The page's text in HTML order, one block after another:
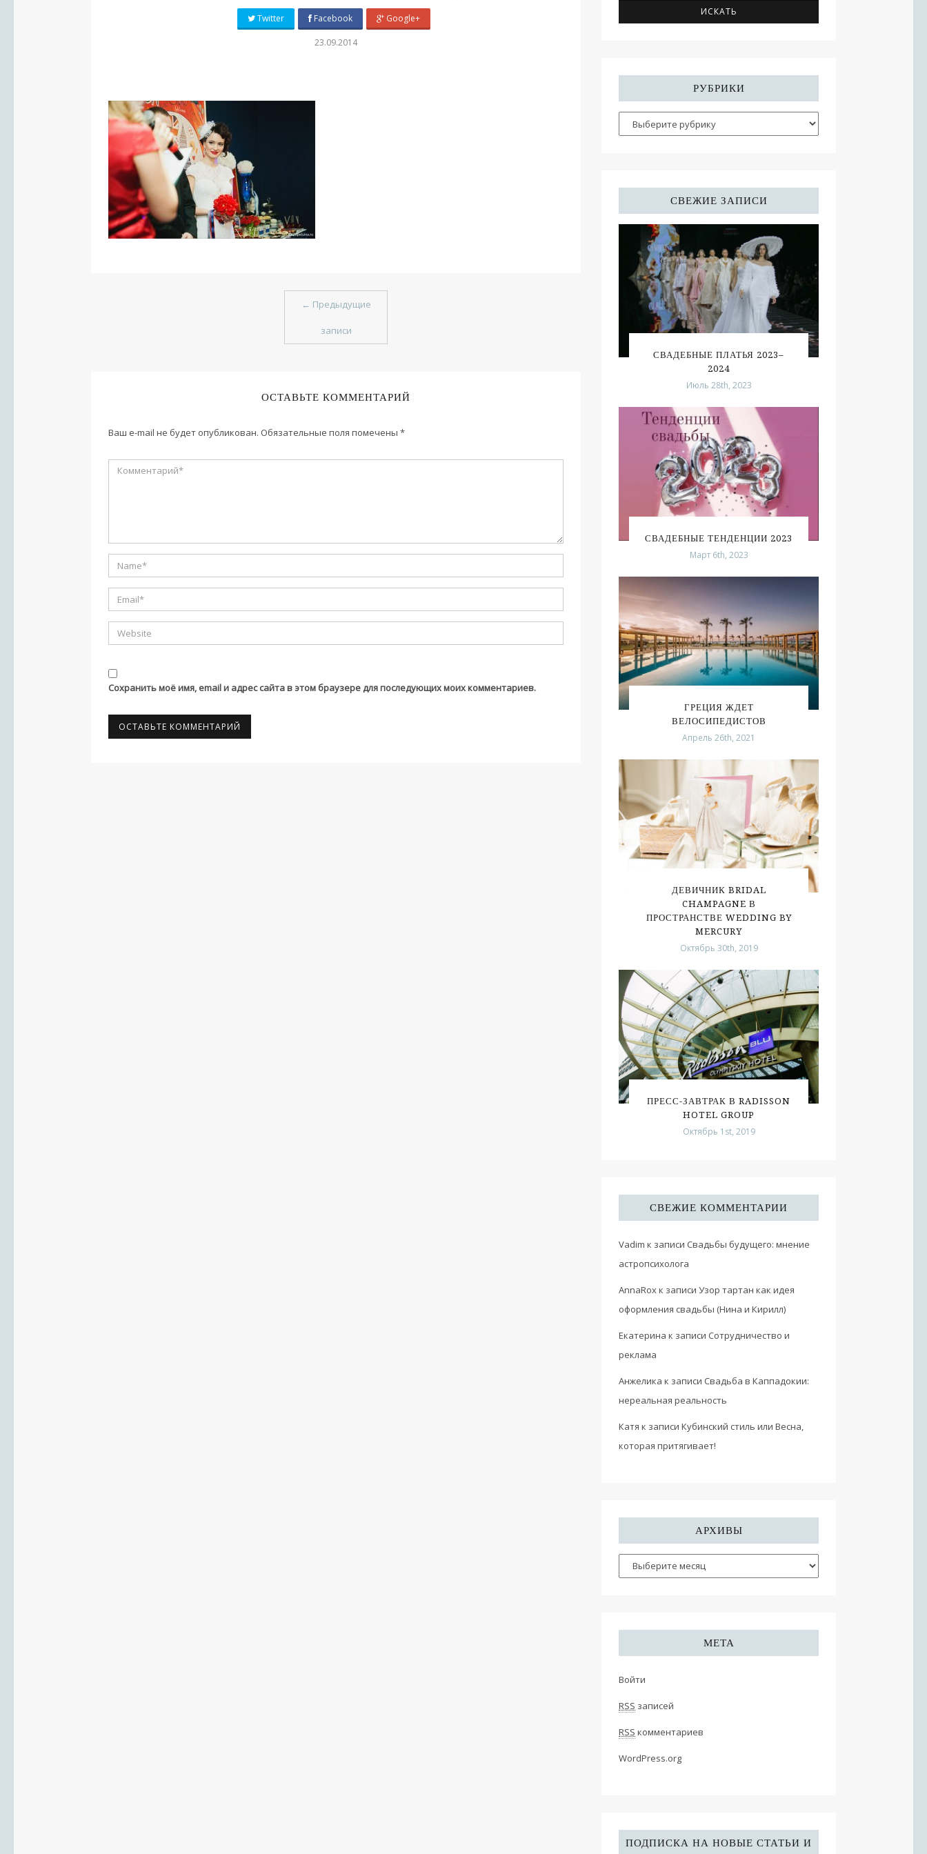
Twitter Facebook Google+
23.09.2014
← Предыдущие
записи
ОСТАВЬТЕ КОММЕНТАРИЙ
Ваш e-mail не будет опубликован. Обязательные поля помечены *
Сохранить моё имя, email и адрес сайта в этом браузере для последующих моих комментариев.
РУБРИКИ
СВЕЖИЕ ЗАПИСИ
СВАДЕБНЫЕ ПЛАТЬЯ 2023–
2024
Июль 28th, 2023
СВАДЕБНЫЕ ТЕНДЕНЦИИ 2023
Март 6th, 2023
ГРЕЦИЯ ЖДЕТ
ВЕЛОСИПЕДИСТОВ
Апрель 26th, 2021
ДЕВИЧНИК BRIDAL
CHAMPAGNE В
ПРОСТРАНСТВЕ WEDDING BY
MERCURY
Октябрь 30th, 2019
ПРЕСС-ЗАВТРАК В RADISSON
HOTEL GROUP
Октябрь 1st, 2019
СВЕЖИЕ КОММЕНТАРИИ
Vadim к записи Свадьбы будущего: мнение
астропсихолога
AnnaRoxк записи Узор тартан как идея
оформления свадьбы (Нина и Кирилл)
Екатерина к записи Сотрудничество и
реклама
Анжелика к записи Свадьба в Каппадокии:
нереальная реальность
Катя к записи Кубинский стиль или Весна,
которая притягивает!
АРХИВЫ
МЕТА
Войти
RSS записей
RSS комментариев
WordPress.org
ПОДПИСКА НА НОВЫЕ СТАТЬИ И